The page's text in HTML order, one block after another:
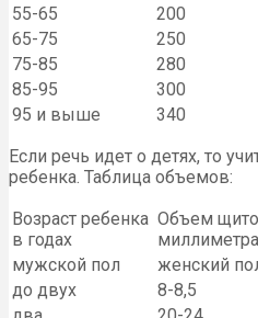
55-65
200
65-75
250
75-85
280
85-95
300
95 и выше
340
Если речь идет о детях, то
ребенка. Таблица объемов:
Возраст ребенка
в годах
Объем
мужской пол
женский
до двух
8-8,5